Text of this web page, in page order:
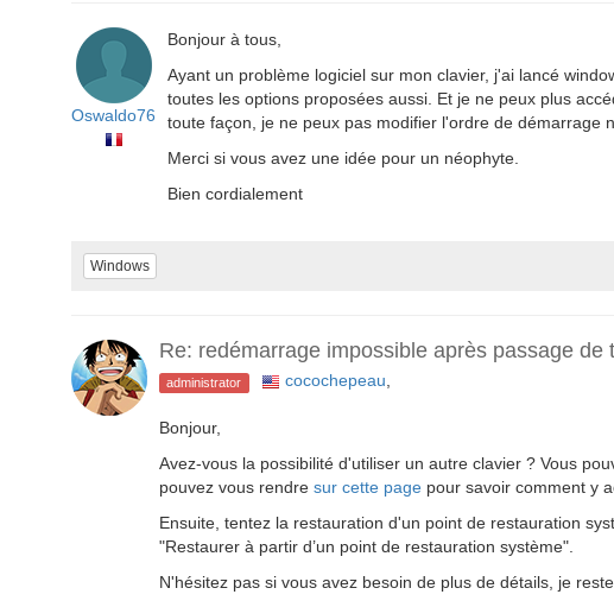
Oswaldo76
Bonjour à tous,
Ayant un problème logiciel sur mon clavier, j'ai lancé
toutes les options proposées aussi. Et je ne peux plus
toute façon, je ne peux pas modifier l'ordre de démarrage
Merci si vous avez une idée pour un néophyte.
Bien cordialement
Windows
Re: redémarrage impossible après passage de
administrator cocochepeau,
Bonjour,
Avez-vous la possibilité d'utiliser un autre clavier ? Vous
pouvez vous rendre sur cette page pour savoir comment y
Ensuite, tentez la restauration d'un point de restauration
"Restaurer à partir d’un point de restauration système".
N'hésitez pas si vous avez besoin de plus de détails, je